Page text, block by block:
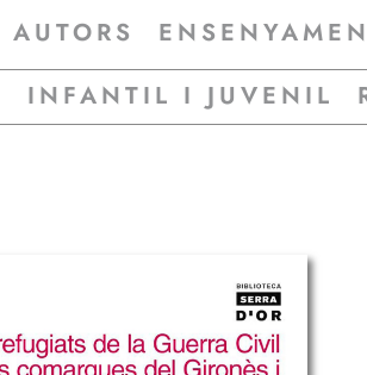
AUTORS
INFANTIL I JUVENIL